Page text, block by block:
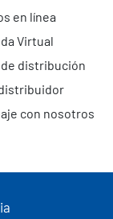
en línea
Virtual
de distribución
con nosotros